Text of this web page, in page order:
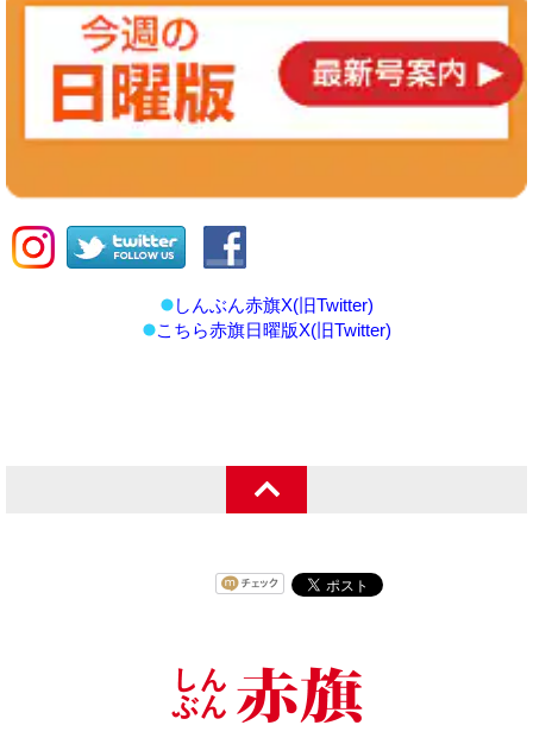
しんぶん赤旗X(旧Twitter)
こちら赤旗日曜版X(旧Twitter)